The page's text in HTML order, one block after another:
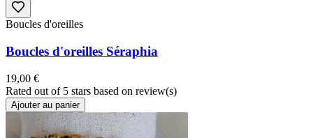
Boucles d'oreilles
Boucles d'oreilles Séraphia
19,00 €
Rated out of 5 stars based on review(s)
Ajouter au panier